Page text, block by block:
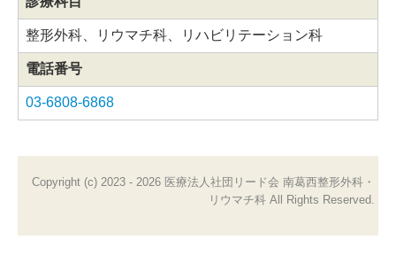
整形外科、リウマチ科、リハビリテーション科
電話番号
03-6808-6868
Copyright (c) 2023 - 2026 医療法人社団リード会 南葛西整形外科・
リウマチ科 All Rights Reserved.